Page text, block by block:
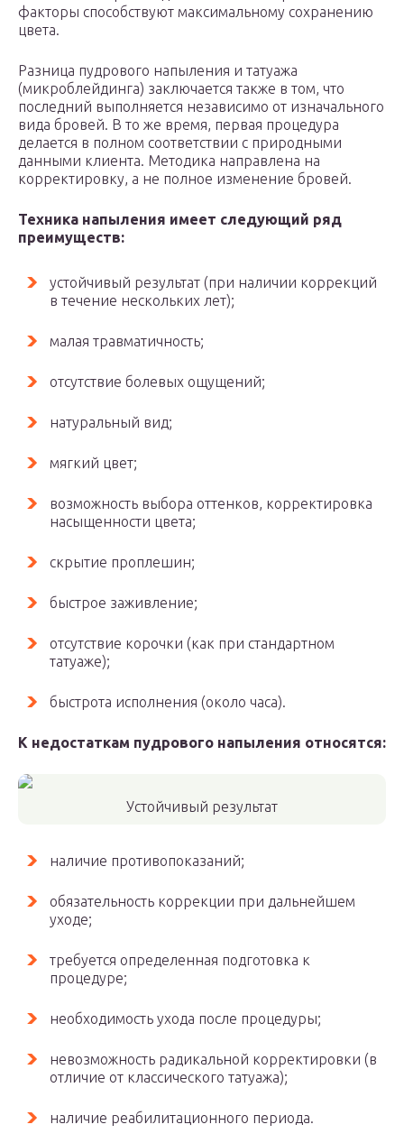
факторы способствуют максимальному сохранению
цвета.
Разница пудрового напыления и татуажа
(микроблейдинга) заключается также в том, что
последний выполняется независимо от изначального
вида бровей. В то же время, первая процедура
делается в полном соответствии с природными
данными клиента. Методика направлена на
корректировку, а не полное изменение бровей.
Техника напыления имеет следующий ряд
преимуществ:
устойчивый результат (при наличии коррекций
в течение нескольких лет);
малая травматичность;
отсутствие болевых ощущений;
натуральный вид;
мягкий цвет;
возможность выбора оттенков, корректировка
насыщенности цвета;
скрытие проплешин;
быстрое заживление;
отсутствие корочки (как при стандартном
татуаже);
быстрота исполнения (около часа).
К недостаткам пудрового напыления относятся:
Устойчивый результат
наличие противопоказаний;
обязательность коррекции при дальнейшем
уходе;
требуется определенная подготовка к
процедуре;
необходимость ухода после процедуры;
невозможность радикальной корректировки (в
отличие от классического татуажа);
наличие реабилитационного периода.